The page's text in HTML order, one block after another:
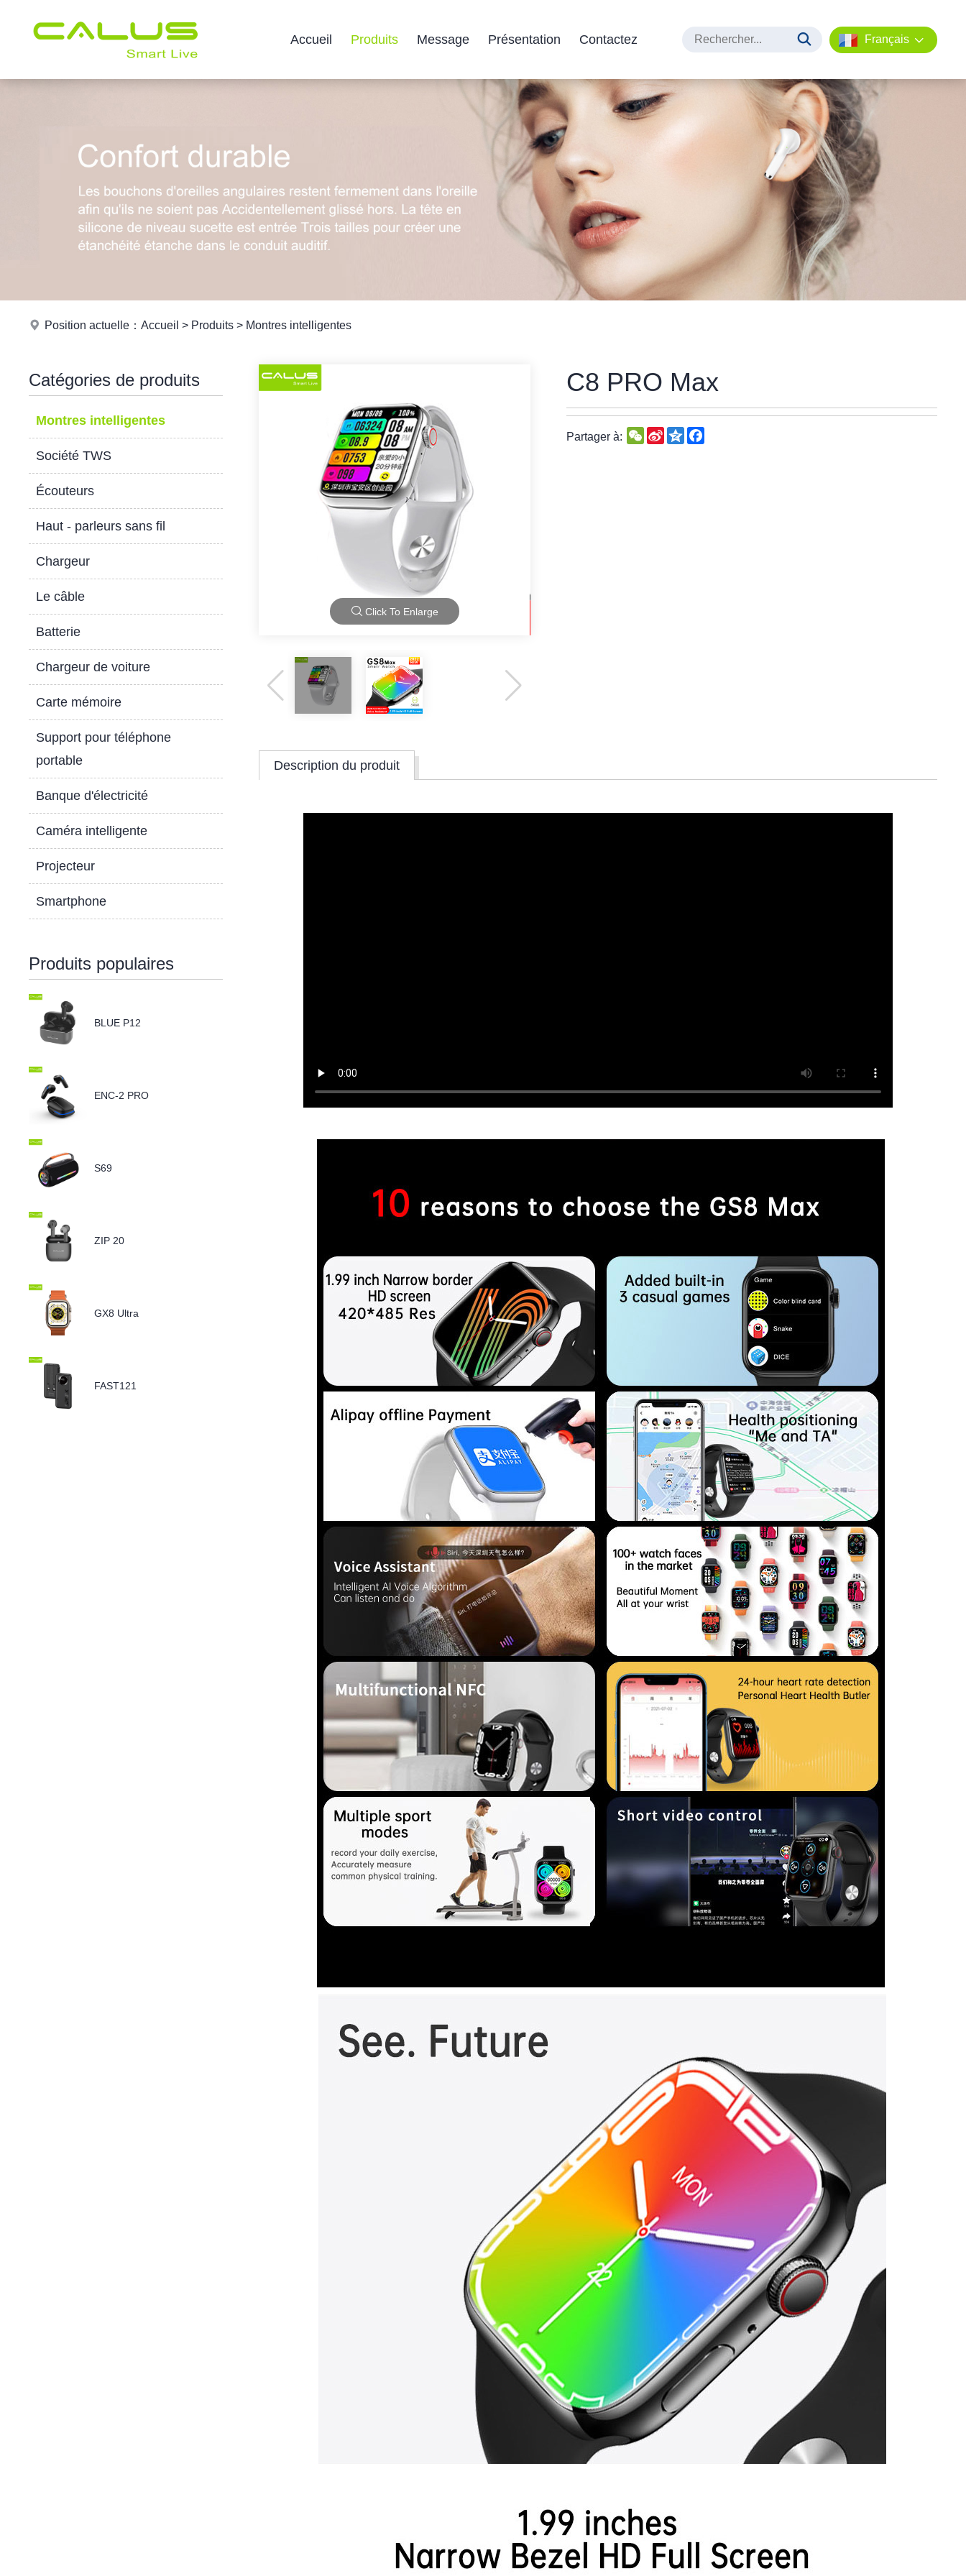
Accueil Produits Message Présentation Contactez Français
Position actuelle：Accueil > Produits > Montres intelligentes
Catégories de produits
Montres intelligentes
Société TWS
Écouteurs
Haut - parleurs sans fil
Chargeur
Le câble
Batterie
Chargeur de voiture
Carte mémoire
Support pour téléphone
portable
Banque d'électricité
Caméra intelligente
Projecteur
Smartphone
Produits populaires
BLUE P12
ENC-2 PRO
S69
ZIP 20
GX8 Ultra
FAST121
Click To Enlarge
C8 PRO Max
Partager à: WeChat
Sina
Weibo
QzoneFacebook
Description du produit